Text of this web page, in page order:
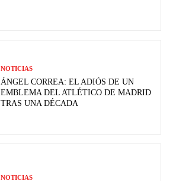
NOTICIAS
ÁNGEL CORREA: EL ADIÓS DE UN
EMBLEMA DEL ATLÉTICO DE MADRID
TRAS UNA DÉCADA
NOTICIAS